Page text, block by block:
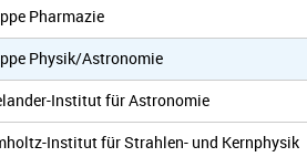
Pharmazie
Physik/Astronomie
Institut für Astronomie
Institut für Strahlen- und Kernphysik